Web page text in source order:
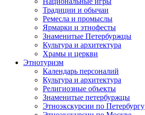
Традиции и обычаи
Ремесла и промыслы
Ярмарки и этнофесты
Знаменитые Петербуржцы
Культура и архитектура
Храмы и церкви
Этнотуризм
Календарь персоналий
Культура и архитектура
Религиозные объекты
Знаменитые петербуржцы
Этноэкскурсии по Петербургу